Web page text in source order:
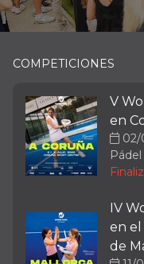
COMPETICIONES
V
en
02/
IV
en el
de